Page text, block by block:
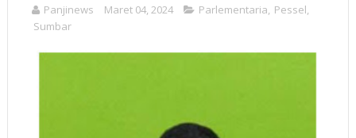
Panjinews Maret 04, 2024 Parlementaria Pessel
Sumbar